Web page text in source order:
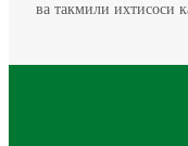
ва такмили ихтисоси